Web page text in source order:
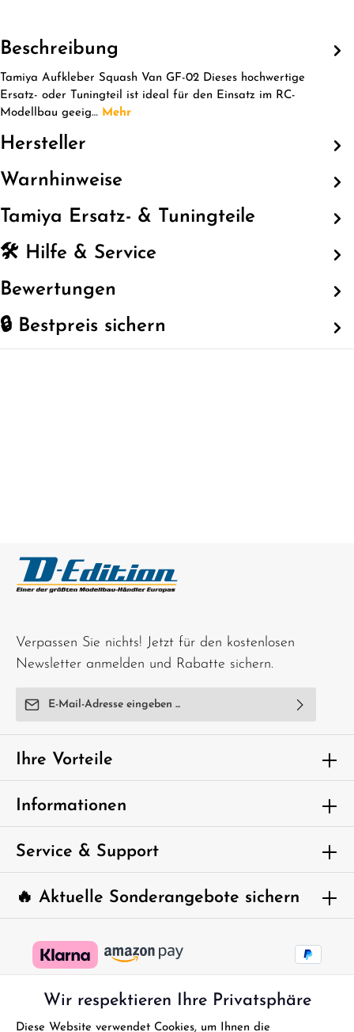
Beschreibung
Tamiya Aufkleber Squash Van GF-02 Dieses hochwertige
Ersatz- oder Tuningteil ist ideal für den Einsatz im RC-
Modellbau geeig… Mehr
Hersteller
Warnhinweise
Tamiya Ersatz- & Tuningteile
🛠️ Hilfe & Service
Bewertungen
🔒 Bestpreis sichern
Verpassen Sie nichts! Jetzt für den kostenlosen
Newsletter anmelden und Rabatte sichern.
E-Mail-Adresse*
Ich habe dieDatenschutzbestimmungenzur Kenntnis
genommen und die
einverstanden.
Um weiterzugehen, geben Sie die oben
abgebildeten Zeichen ein*
🔥 Aktuelle Sonderangebote sichern
Ihre Vorteile
Informationen
Service & Support
Wir respektieren Ihre Privatsphäre
Diese Website verwendet Cookies, um Ihnen die